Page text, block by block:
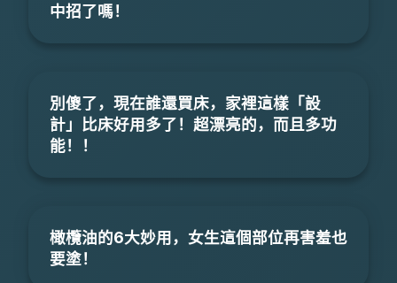
中招了嗎！
別傻了，現在誰還買床，家裡這樣「設
計」比床好用多了！超漂亮的，而且多功
能！！
橄欖油的6大妙用，女生這個部位再害羞也
要塗！